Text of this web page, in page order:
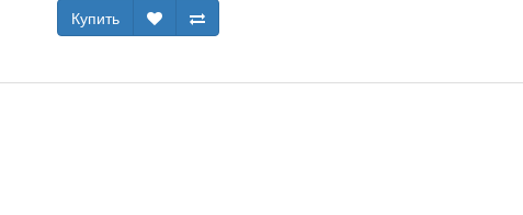
Купить